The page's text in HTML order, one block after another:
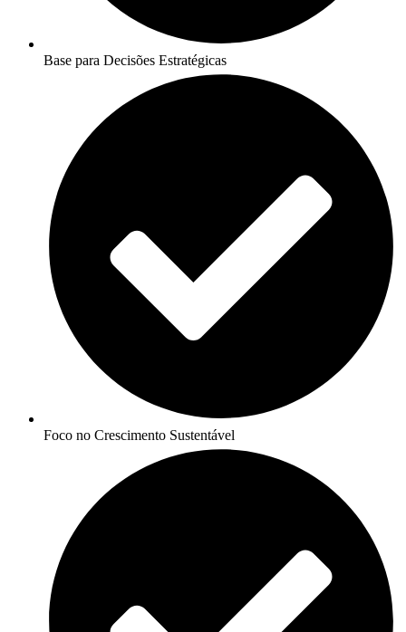
Base para Decisões Estratégicas
Foco no Crescimento Sustentável